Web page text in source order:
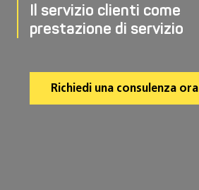
Il servizio clienti come
prestazione di servizio
Richiedi una consulenza ora